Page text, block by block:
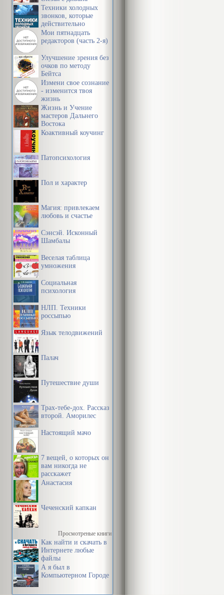
Техники холодных
звонков, которые
действительно
работают
Мои пятнадцать
редакторов (часть 2-я)
Улучшение зрения без
очков по методу
Бейтса
Измени свое сознание
- изменится твоя
жизнь
Жизнь и Учение
мастеров Дальнего
Востока
Коактивный коучинг
Патопсихология
Пол и характер
Магия: привлекаем
любовь и счастье
Сэнсэй. Исконный
Шамбалы
Веселая таблица
умножения
Социальная
психология
НЛП. Техники
россыпью
Язык телодвижений
Палач
Путешествие души
Трах-тебе-дох. Рассказ
второй. Аморилес
Настоящий мачо
7 вещей, о которых он
вам никогда не
расскажет
Анастасия
Чеченский капкан
Просмотреные книги
Как найти и скачать в
Интернете любые
файлы
А я был в
Компьютерном Городе